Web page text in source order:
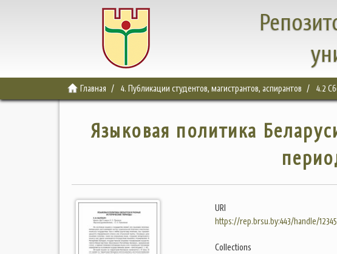
Главная 4. Публикации студентов, магистрантов, аспирантов 4.2
Языковая политика
URI
https://rep.brsu.by:443/handle/
Collections